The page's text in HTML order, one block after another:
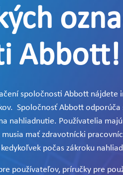
Abbott!
spoločnosti Abbott
Spoločnosť Abbott
nahliadnutie. Používatelia
mať zdravotnícki
počas zákroku
používateľov, príručky pre